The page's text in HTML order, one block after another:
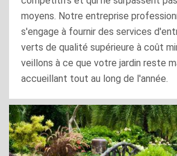
moyens. Notre entreprise
s'engage à fournir des services
verts de qualité supérieure à coût
veillons à ce que votre jardin reste
accueillant tout au long de l'année.